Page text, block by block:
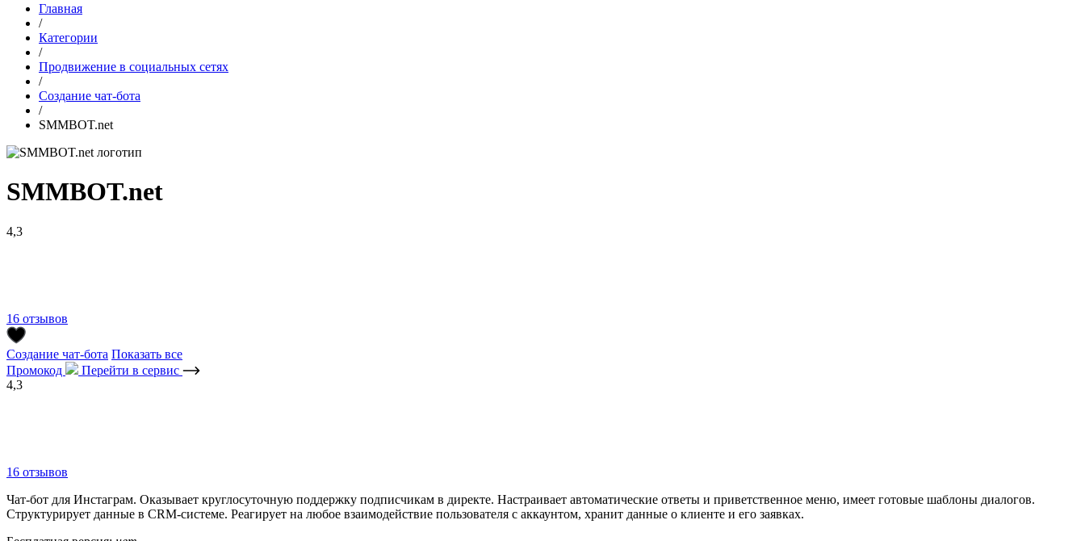
Главная
/
Категории
/
Продвижение в социальных сетях
/
Создание чат-бота
/
SMMBOT.net
SMMBOT.net
4,3
16 отзывов
Создание чат-бота Показать все
Промокод
Перейти в сервис
4,3
16 отзывов
Чат-бот для Инстаграм. Оказывает круглосуточную поддержку подписчикам в директе. Настраивает автоматические ответы и приветственное меню, имеет готовые шаблоны диалогов.
Структурирует данные в CRM-системе. Реагирует на любое взаимодействие пользователя с аккаунтом, хранит данные о клиенте и его заявках.